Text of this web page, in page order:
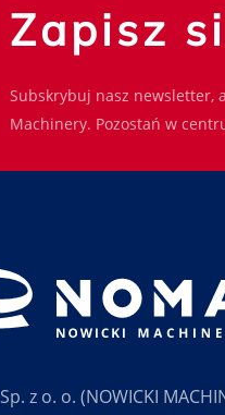
Zapisz
Subskrybuj nasz newsletter,
Machinery. Pozostań w
Sp. z o. o. (NOWICKI